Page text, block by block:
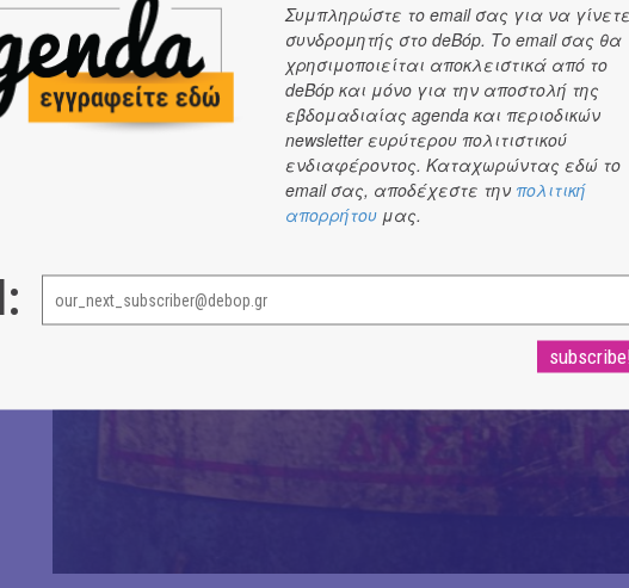
Συμπληρώστε το email σας για να γίνετε
συνδρομητής στο deBόp. Το email σας θα
χρησιμοποιείται αποκλειστικά από το
deBόp και μόνο για την αποστολή της
εβδομαδιαίας agenda και περιοδικών
newsletter ευρύτερου πολιτιστικού
ενδιαφέροντος. Καταχωρώντας εδώ το
email σας, αποδέχεστε την πολιτική
απορρήτου μας.